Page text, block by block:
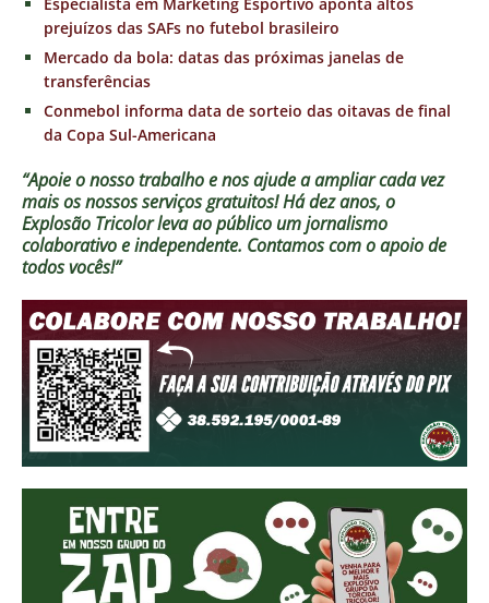
prejuízos das SAFs no futebol brasileiro
Mercado da bola: datas das próximas janelas de
transferências
Conmebol informa data de sorteio das oitavas de final
da Copa Sul-Americana
“Apoie o nosso trabalho e nos ajude a ampliar cada vez
mais os nossos serviços gratuitos!Há dez anos, o
Explosão Tricolor leva ao público um jornalismo
colaborativo e independente. Contamos com o apoio de
todos vocês!”